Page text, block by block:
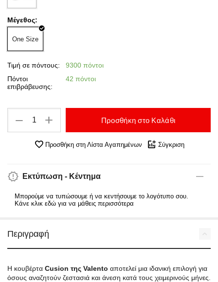
Μέγεθος:
One Size
Τιμή σε πόντους:
9300 πόντοι
Πόντοι
επιβράβευσης:
42 πόντοι
+
− Προσθήκη στο Καλάθι
Προσθήκη στη Λίστα Αγαπημένων Σύγκριση
Εκτύπωση - Κέντημα
Μπορούμε να τυπώσουμε ή να κεντήσουμε το λογότυπο σου.
Κάνε κλικ εδώ για να μάθεις περισσότερα
Περιγραφή
Η κουβέρτα Cusion της Valento αποτελεί μια ιδανική επιλογή για
όσους αναζητούν ζεστασιά και άνεση κατά τους χειμερινούς μήνες.